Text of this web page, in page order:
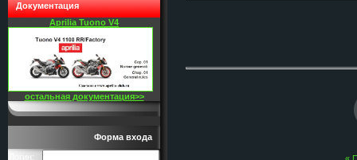
Документация
Aprilia Tuono V4
остальная документация>>
Форма входа
Логин: